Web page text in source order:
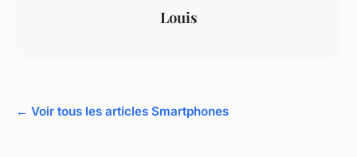
Louis
← Voir tous les articles Smartphones